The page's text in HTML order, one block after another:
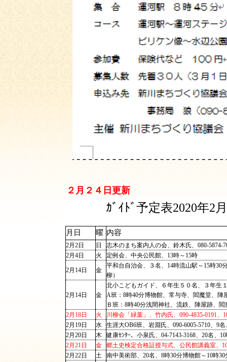
２月２４日更新
ｶﾞｲﾄﾞ予定表2020年2
月日 曜 内容
2月2日 日
志木のまち案内人の会、鈴木氏、080-5874-
2月4日
火 定例会、中央公民館、13時～15時
2月14日 金
平和台自治会、３名、14
柳）
北小こどもガイド、６年生５０名、３年生
2月14日
金
A班：8時40分博物館、常与寺、閻魔堂、陣
Ｂ班：8時40分浅間神社、流鉄、陣屋跡、
2月18日
火
川柳会「緑葉」、竹内氏、090-4835-0191
2月19日
水
生涯大OB6班、岩淵氏、090-6005-5710、9
2月20日
木
健康ｾﾝﾀｰ、小泉氏、04-7143-3168、20名、
2月21日
金
郷土史検定合格証授与式、公民館講義
2月22日
土
南中美術部、20名、8時30分博物館～10